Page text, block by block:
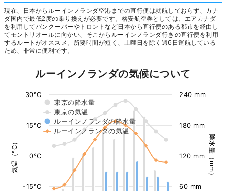
現在、日本からルーインノランダ空港までの直行便は就航しておらず、カナ
ダ国内で最低2度の乗り換えが必要です。格安航空券としては、エアカナダ
を利用してバンクーバーやトロントなど日本から直行便のある都市を経由し
てモントリオールに向かい、そこからルーインノランダ行きの直行便を利用
するルートがオススメ。所要時間が短く、土曜日を除く週6日運航している
ため、非常に便利です。
ルーインノランダの気候について
気温（°C） 降水量（mm）
東京の降水量
東京の気温
ルーインノランダの降水量
ルーインノランダの気温
-15°C
0°C
15°C
30°C
60 mm
120 mm
180 mm
240 mm